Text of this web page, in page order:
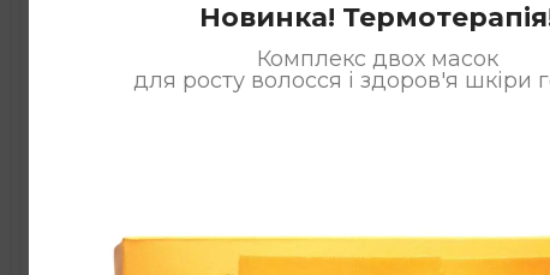
Новинка!
Комплекс двох масок
для росту волосся і здоров'я шкіри
Арома-
Маска